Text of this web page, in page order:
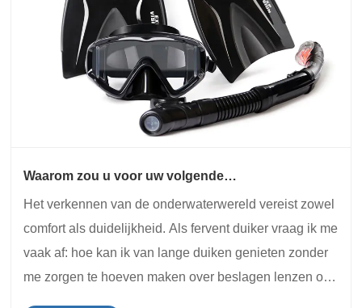
Waarom zou u voor uw volgende
met vinnen kiezen?
Het verkennen van de onderwaterwereld vereist zowel
comfort als duidelijkheid. Als fervent duiker vraag ik me
vaak af: hoe kan ik van lange duiken genieten zonder
me zorgen te hoeven maken over beslagen lenzen of